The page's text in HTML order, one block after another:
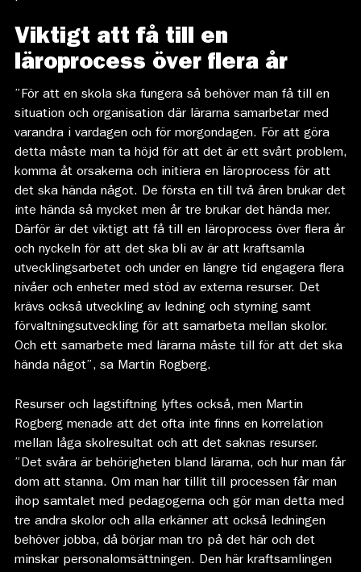
Viktigt att få till en
läroprocess över flera år
”För att en skola ska fungera så behöver man få till en
situation och organisation där lärarna samarbetar med
varandra i vardagen och för morgondagen. För att göra
detta måste man ta höjd för att det är ett svårt problem,
komma åt orsakerna och initiera en läroprocess för att
det ska hända något. De första en till två åren brukar det
inte hända så mycket men år tre brukar det hända mer.
Därför är det viktigt att få till en läroprocess över flera år
och nyckeln för att det ska bli av är att kraftsamla
utvecklingsarbetet och under en längre tid engagera flera
nivåer och enheter med stöd av externa resurser. Det
krävs också utveckling av ledning och styrning samt
förvaltningsutveckling för att samarbeta mellan skolor.
Och ett samarbete med lärarna måste till för att det ska
hända något”, sa Martin Rogberg.
Resurser och lagstiftning lyftes också, men Martin
Rogberg menade att det ofta inte finns en korrelation
mellan låga skolresultat och att det saknas resurser.
”Det svåra är behörigheten bland lärarna, och hur man får
dom att stanna. Om man har tillit till processen får man
ihop samtalet med pedagogerna och gör man detta med
tre andra skolor och alla erkänner att också ledningen
behöver jobba, då börjar man tro på det här och det
minskar personalomsättningen. Den här kraftsamlingen